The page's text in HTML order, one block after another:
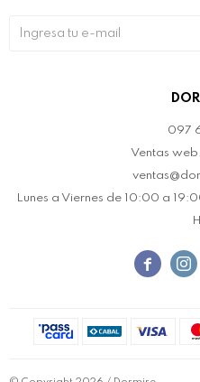
097
Ventas
Lunes a Viernes de 10:00 a
 